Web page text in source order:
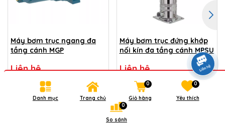
Máy bơm trục ngang đa
tầng cánh MGP
Liên hệ
Xem chi tiết
Máy bơm trục đứng khớp
nối kín đa tầng cánh MPSU
Liên hệ
Xem chi tiết
Danh mục Trang chủ Giỏ hàng
0
Yêu thích
0
So sánh
0